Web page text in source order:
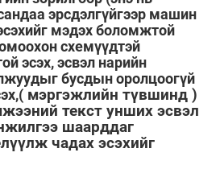
эрсдэлгүйгээр машин
мэдэх боломжтой
схемүүдтэй
эсэх, эсвэл нарийн
бусдын оролцоогүй
мэргэжлийн түвшинд)
текст унших эсвэл
шаарддаг
чадах эсэхийг